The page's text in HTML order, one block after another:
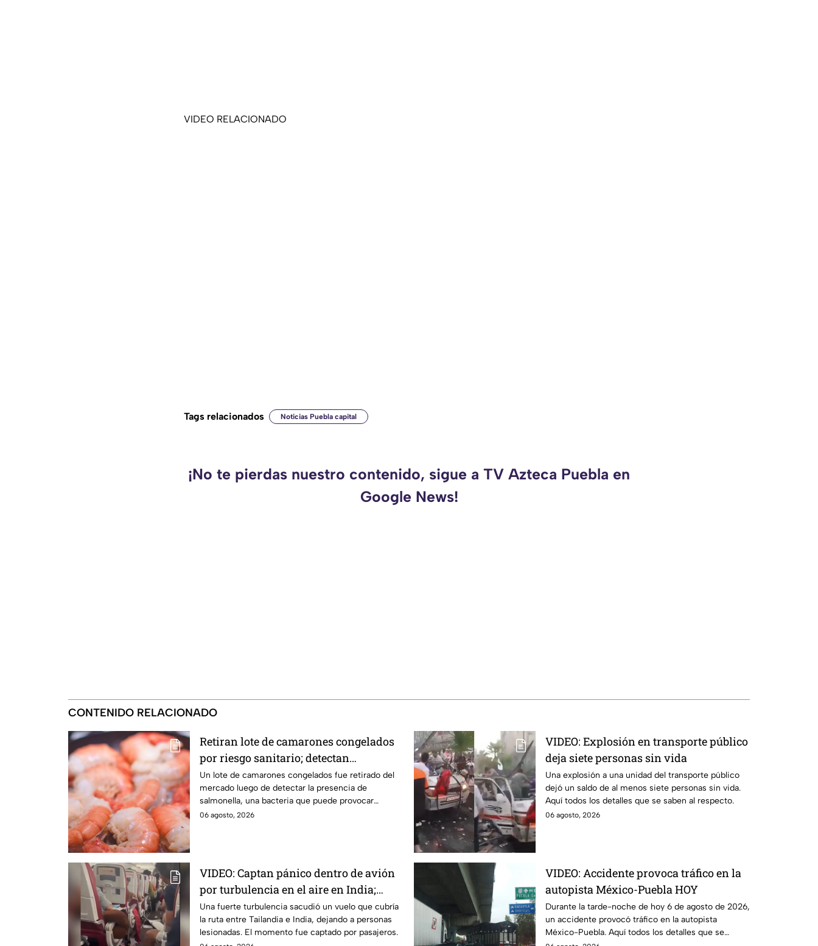
VIDEO RELACIONADO
Tags relacionados Noticias Puebla capital
¡No te pierdas nuestro contenido, sigue a TV Azteca Puebla en
Google News!
CONTENIDO RELACIONADO
Retiran lote de camarones congelados
por riesgo sanitario; detectan
salmonella en España
Un lote de camarones congelados fue retirado del
mercado luego de detectar la presencia de
salmonella, una bacteria que puede provocar
enfermedades gastrointestinales tras su consumo.
06 agosto, 2026
VIDEO: Explosión en transporte público
deja siete personas sin vida
Una explosión a una unidad del transporte público
dejó un saldo de al menos siete personas sin vida.
Aquí todos los detalles que se saben al respecto.
06 agosto, 2026
VIDEO: Captan pánico dentro de avión
por turbulencia en el aire en India;
reportan 17 pasajeros lesionados
Una fuerte turbulencia sacudió un vuelo que cubría
la ruta entre Tailandia e India, dejando a personas
lesionadas. El momento fue captado por pasajeros.
VIDEO: Accidente provoca tráfico en la
autopista México-Puebla HOY
Durante la tarde-noche de hoy 6 de agosto de 2026,
un accidente provocó tráfico en la autopista
México-Puebla. Aquí todos los detalles que se